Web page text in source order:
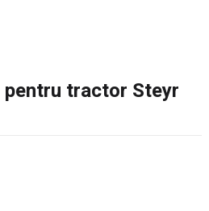
tractor Steyr